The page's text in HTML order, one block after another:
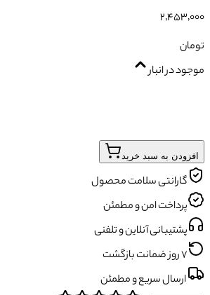
۲٬۴۵۳٬۰۰۰
تومان
موجود در انبار
افزودن به سبد خرید
گارانتی سلامت محصول
پرداخت امن و مطمئن
پشتیبانی آنلاین و تلفنی
۷ روز ضمانت بازگشت
ارسال سریع و مطمئن